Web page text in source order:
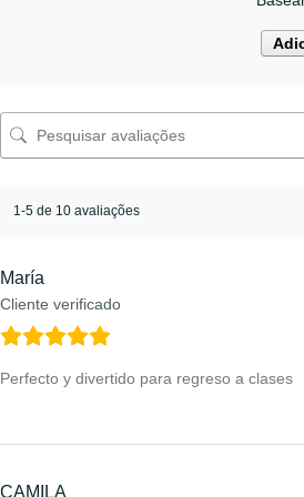
1-5 de 10 avaliações
María
Cliente verificado
Perfecto y divertido para regreso a clases
CAMILA